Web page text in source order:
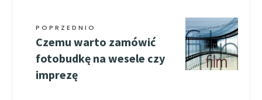
POPRZEDNIO
Czemu warto zamówić
fotobudkę na wesele czy
imprezę